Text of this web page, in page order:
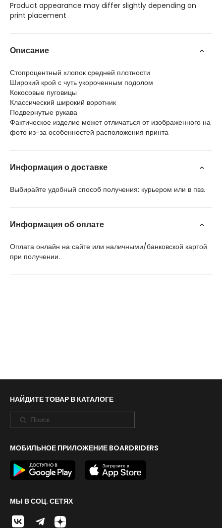
Product appearance may differ slightly depending on
print placement
Описание
Стопроцентный хлопок средней плотности
Широкий крой с чуть укороченным подолом
Кокосовые пуговицы
Классический широкий воротник
Подвернутые рукава
Фактическое изделие может отличаться от изображенного на
фото из-за особенностей расположения принта
Информация о доставке
Выбирайте удобный способ получения: курьером или в пвз.
Информация об оплате
Оплата онлайн на сайте или наличными/банковской картой
при получении.
НАЙДИТЕ ТОВАР В КАТАЛОГЕ
МОБИЛЬНОЕ ПРИЛОЖЕНИЕ BOARDRIDERS
МЫ В СОЦ. СЕТЯХ